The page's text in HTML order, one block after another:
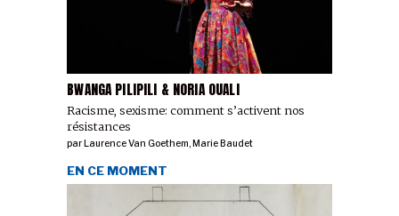
BWANGA PILIPILI & NORIA OUALI
Racisme, sexisme: comment s’activent nos
résistances
par Laurence Van Goethem, Marie Baudet
EN CE MOMENT